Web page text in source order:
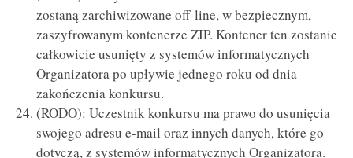
zostaną zarchiwizowane off-line, w bezpiecznym,
zaszyfrowanym kontenerze ZIP. Kontener ten zostanie
całkowicie usunięty z systemów informatycznych
Organizatora po upływie jednego roku od dnia
zakończenia konkursu.
(RODO): Uczestnik konkursu ma prawo do usunięcia
swojego adresu e-mail oraz innych danych, które go
dotyczą, z systemów informatycznych Organizatora.